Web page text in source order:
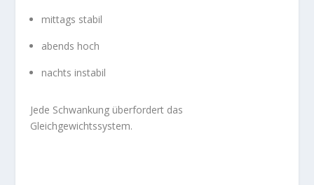
mittags stabil
abends hoch
nachts instabil
Jede Schwankung überfordert das
Gleichgewichtssystem.